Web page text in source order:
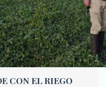
CON EL RIEGO